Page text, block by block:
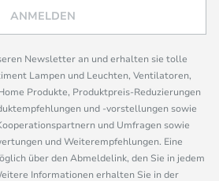
ANMELDEN
Newsletter an und erhalten sie tolle
Lampen und Leuchten, Ventilatoren,
Produkte, Produktpreis-Reduzierungen
und -vorstellungen sowie
und Umfragen sowie
und Weiterempfehlungen. Eine
über den Abmeldelink, den Sie in jedem
Informationen erhalten Sie in der